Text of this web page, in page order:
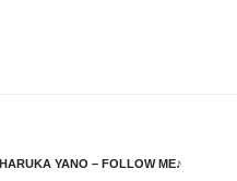
HARUKA YANO – FOLLOW ME♪